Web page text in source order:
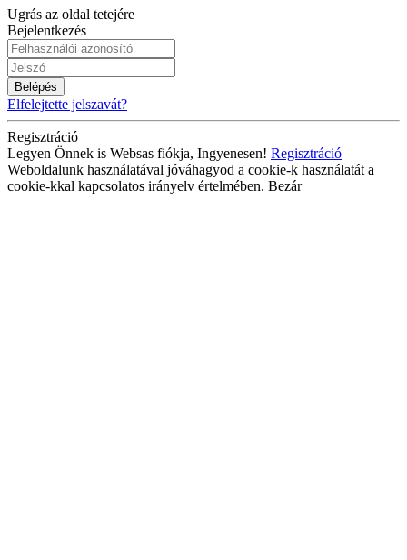
Ugrás az oldal tetejére
Bejelentkezés
Belépés
Elfelejtette jelszavát?
Regisztráció
Legyen Önnek is Websas fiókja, Ingyenesen! Regisztráció
Weboldalunk használatával jóváhagyod a cookie-k használatát a
cookie-kkal kapcsolatos irányelv értelmében. Bezár